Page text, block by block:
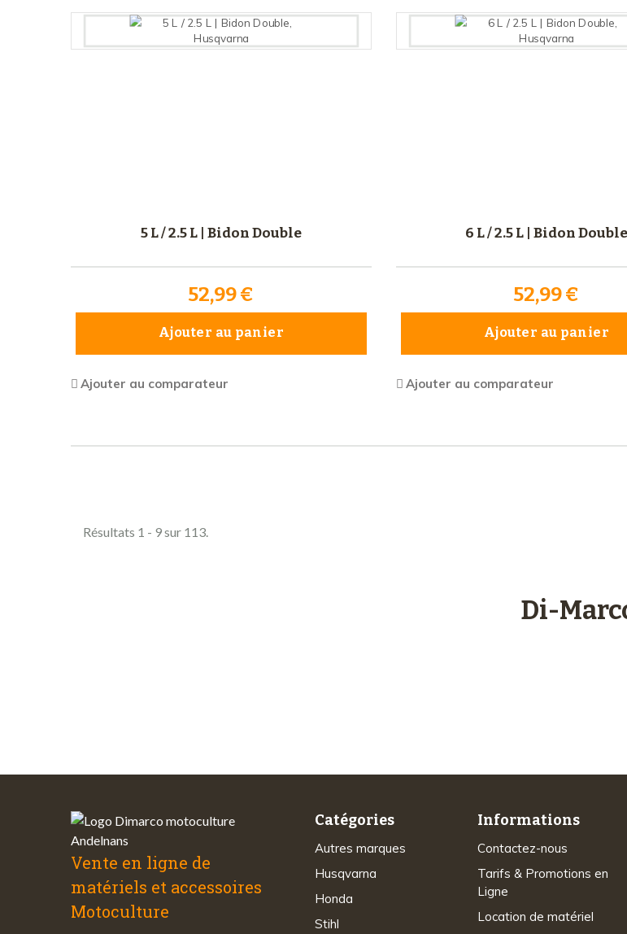
5 L / 2.5 L | Bidon Double
52,99 €
Ajouter au panier
Ajouter au comparateur
6 L / 2.5 L | Bidon Double
52,99 €
Ajouter au panier
Ajouter au comparateur
Résultats 1 - 9 sur 113.
Di-
Vente en ligne de
matériels et accessoires
Motoculture
Catégories
Autres marques
Husqvarna
Honda
Stihl
Informations
Contactez-nous
Tarifs & Promotions en
Ligne
Location de matériel